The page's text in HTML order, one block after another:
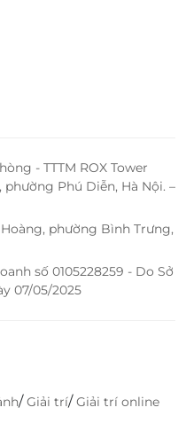
- TTTM ROX Tower
Phú Diễn, Hà Nội. –
phường Bình Trưng,
số 0105228259 - Do Sở
07/05/2025
/Giải trí/Giải trí online